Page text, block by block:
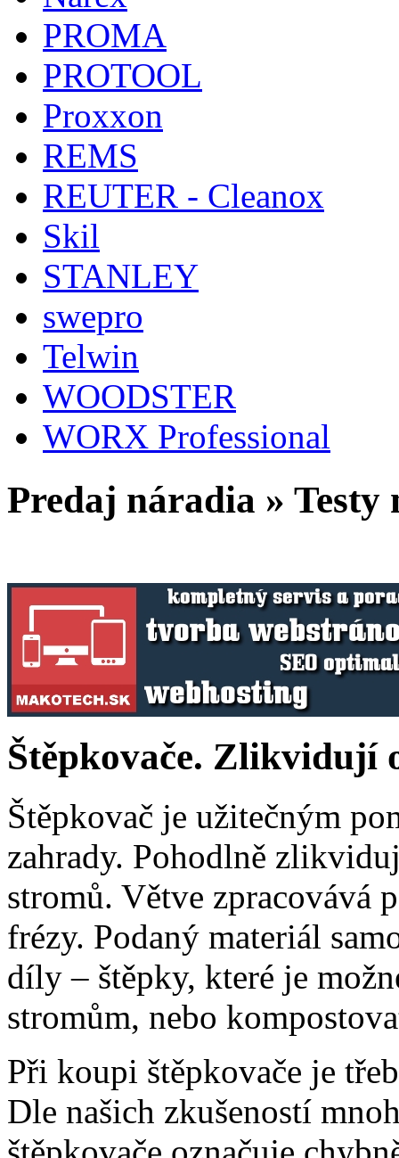
PROMA
PROTOOL
Proxxon
REMS
REUTER - Cleanox
Skil
STANLEY
swepro
Telwin
WOODSTER
WORX Professional
Predaj náradia » Testy
Štěpkovače. Zlikvidují
Štěpkovač je užitečným
zahrady. Pohodlně
stromů. Větve zpracovává
frézy. Podaný materiál
díly – štěpky, které je
stromům, nebo
Při koupi štěpkovače je
Dle našich zkušeností